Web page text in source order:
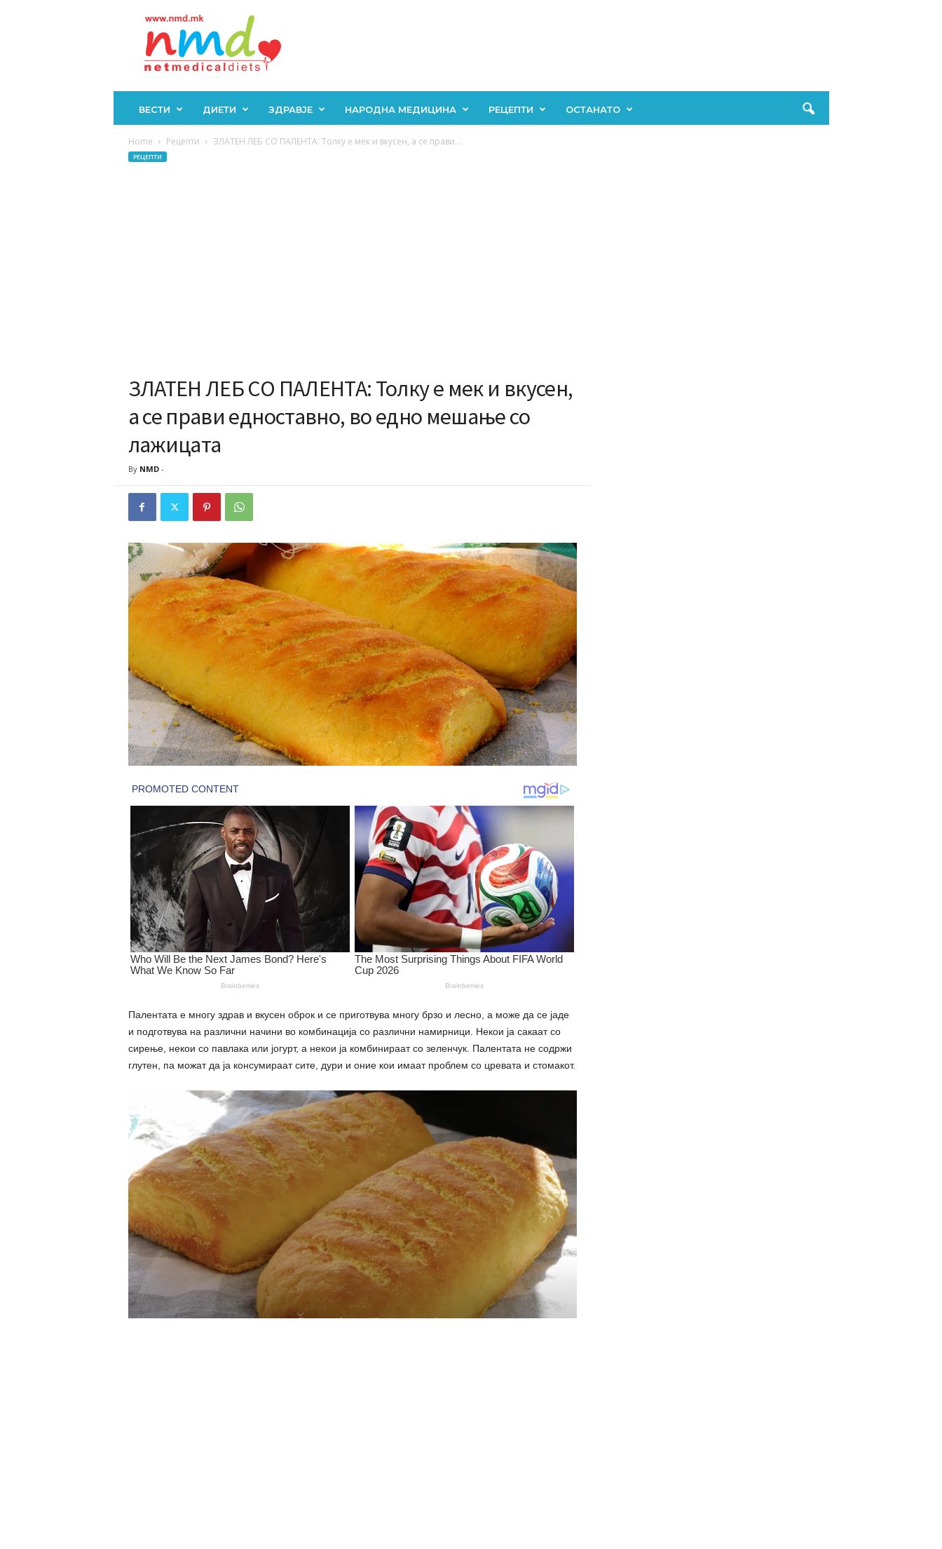
ВЕСТИ ДИЕТИ ЗДРАВЈЕ НАРОДНА МЕДИЦИНА РЕЦЕПТИ ОСТАНАТО
Home Рецепти ЗЛАТЕН ЛЕБ СО ПАЛЕНТА: Толку е мек и вкусен, а се прави...
РЕЦЕПТИ
ЗЛАТЕН ЛЕБ СО ПАЛЕНТА: Толку е мек и вкусен,
а се прави едноставно, во едно мешање со
лажицата
By NMD-
Палентата е многу здрав и вкусен оброк и се приготвува многу брзо и лесно, а може да се јаде
и подготвува на различни начини во комбинација со различни намирници. Некои ја сакаат со
сирење, некои со павлака или јогурт, а некои ја комбинираат со зеленчук. Палентата не содржи
глутен, па можат да ја консумираат сите, дури и оние кои имаат проблем со цревата и стомакот.